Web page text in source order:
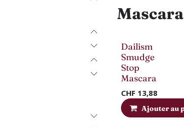
Dailism
Smudge
Stop
Mascara
CHF 13,88
Ajouter au